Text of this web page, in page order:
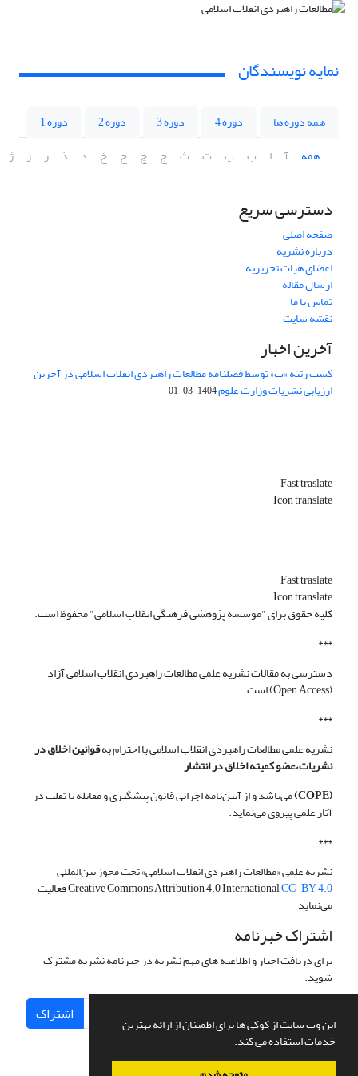
این وب سایت از کوکی ها برای اطمینان از ارائه بهترین
خدمات استفاده می کند.
نمایه نویسندگان
همه دوره ها دوره 4 دوره 3 دوره 2
دوره 1
همه
آ ا ب پ ت ث ج چ ح خ د ذ ر ز ژ
دسترسی سریع
صفحه اصلی
درباره نشریه
اعضای هیات تحریریه
ارسال مقاله
تماس با ما
نقشه سایت
آخرین اخبار
کسب رتبه «ب» توسط فصلنامه مطالعات راهبردی انقلاب اسلامی در آخرین
ارزیابی نشریات وزارت علوم1404-03-01
Fast traslate
Icon translate
Fast traslate
Icon translate
کلیه حقوق برای "موسسه پژوهشی فرهنگی انقلاب اسلامی" محفوظ است.
***
دسترسی به مقالات نشریه علمی مطالعات راهبردی انقلاب اسلامی آزاد
(Open Access) است.
***
نشریه علمی مطالعات راهبردی انقلاب اسلامی با احترام بهقوانین اخلاق در
نشریات،عضو کمیته اخلاق در انتشار
(COPE)
می‌باشد و از آیین‌نامه اجرایی قانون پیشگیری و مقابله با تقلب در
آثار علمی پیروی می‌نماید.
***
نشریه علمی «مطالعات راهبردی انقلاب اسلامی» تحت مجوز بین‌المللی
Creative Commons Attribution 4.0 InternationalCC-BY 4.0 فعالیت
می‌نماید
اشتراک خبرنامه
برای دریافت اخبار و اطلاعیه های مهم نشریه در خبرنامه نشریه مشترک
شوید.
اشتراک